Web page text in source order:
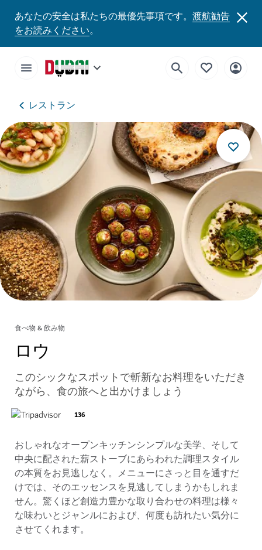
あなたの安全は私たちの最優先事項です。 渡航勧告
をお読みください。
レストラン
食べ物 & 飲み物
ロウ
このシックなスポットで斬新なお料理をいただき
ながら、食の旅へと出かけましょう
136
おしゃれなオープンキッチンシンプルな美学、そして
中央に配された薪ストーブにあらわれた調理スタイル
の本質をお見逃しなく。メニューにさっと目を通すだ
けでは、そのエッセンスを見逃してしまうかもしれま
せん。驚くほど創造力豊かな取り合わせの料理は様々
な味わいとジャンルにおよび、何度も訪れたい気分に
させてくれます。